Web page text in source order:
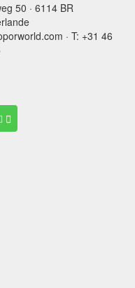
50 · 6114 BR
· T: +31 46